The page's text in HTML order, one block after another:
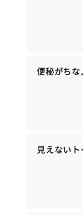
便秘がち
見えない